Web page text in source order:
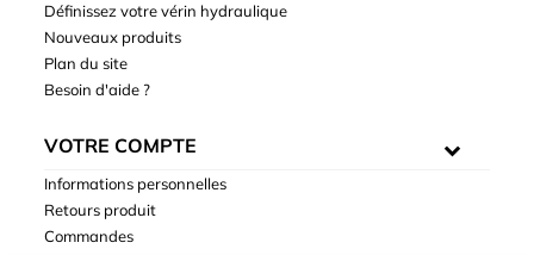
Définissez votre vérin hydraulique
Nouveaux produits
Plan du site
Besoin d'aide ?
VOTRE COMPTE
Informations personnelles
Retours produit
Commandes